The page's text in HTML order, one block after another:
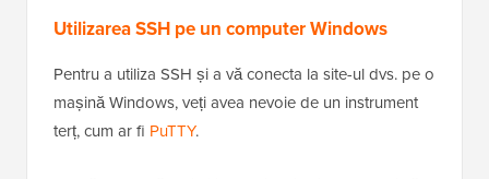
Utilizarea SSH pe un computer Windows
Pentru a utiliza SSH și a vă conecta la site-ul dvs. pe o
mașină Windows, veți avea nevoie de un instrument
terț, cum ar fi PuTTY.